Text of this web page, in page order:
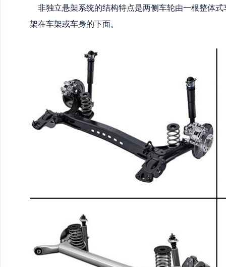
非独立悬架系统的结构特点是两侧车轮由一根整体
架在车架或车身的下面。